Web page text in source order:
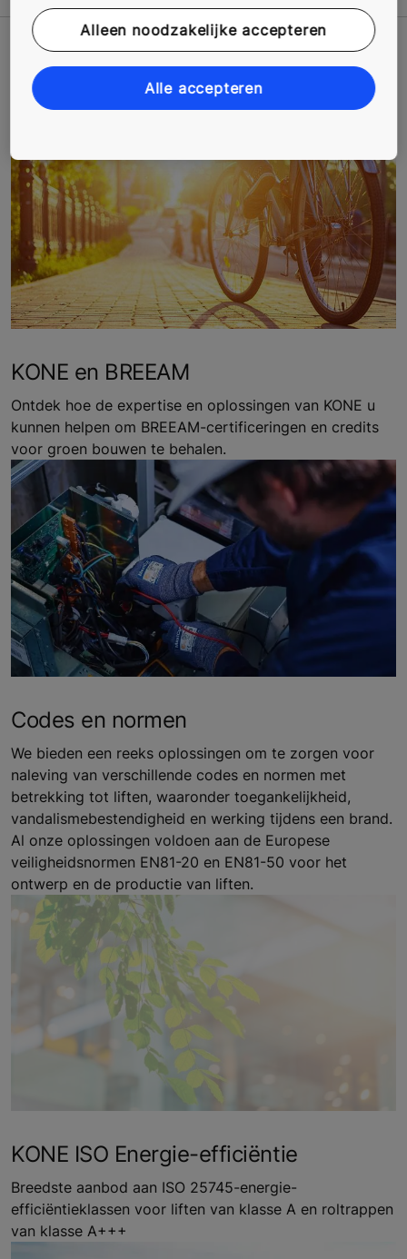
Gerelateerde onderwerpen
KONE en BREEAM
Ontdek hoe de expertise en oplossingen van KONE u
kunnen helpen om BREEAM-certificeringen en credits
voor groen bouwen te behalen.
Codes en normen
We bieden een reeks oplossingen om te zorgen voor
naleving van verschillende codes en normen met
betrekking tot liften, waaronder toegankelijkheid,
vandalismebestendigheid en werking tijdens een brand.
Al onze oplossingen voldoen aan de Europese
veiligheidsnormen EN81-20 en EN81-50 voor het
ontwerp en de productie van liften.
KONE ISO Energie-efficiëntie
Breedste aanbod aan ISO 25745-energie-
efficiëntieklassen voor liften van klasse A en roltrappen
van klasse A+++
Alleen noodzakelijke accepteren
Alle accepteren